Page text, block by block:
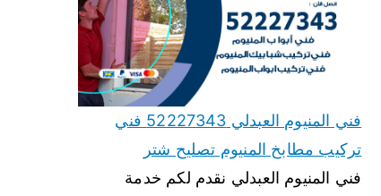
فني المنيوم العبدلي 52227343 فني
تركيب مطابخ المنيوم تصليح شتر
فني المنيوم العبدلي نقدم لكم خدمة